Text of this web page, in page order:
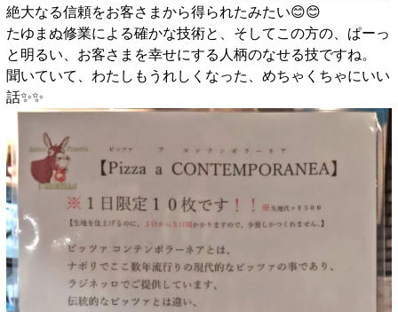
絶大なる信頼をお客さまから得られたみたい😊😊
たゆまぬ修業による確かな技術と、そしてこの方の、ぱーっ
と明るい、お客さまを幸せにする人柄のなせる技ですね。
聞いていて、わたしもうれしくなった、めちゃくちゃにいい
話✨️✨️